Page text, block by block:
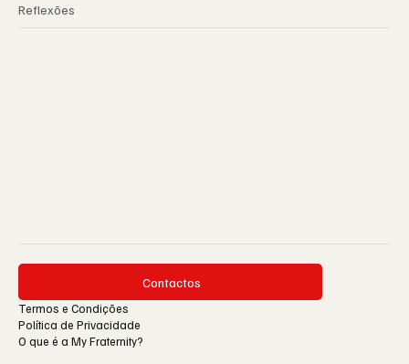
Reflexões
Contactos
Termos e Condições
Política de Privacidade
O que é a My Fraternity?